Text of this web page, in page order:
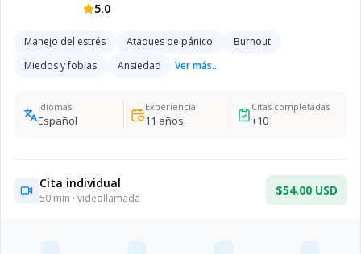
5.0
Manejo del estrés Ataques de pánico
Burnout
Miedos y fobias
Ansiedad Ver más...
Idiomas
Español
Experiencia
11 años
Citas completadas
+10
Cita individual
50 min · videollamada
$54.00 USD